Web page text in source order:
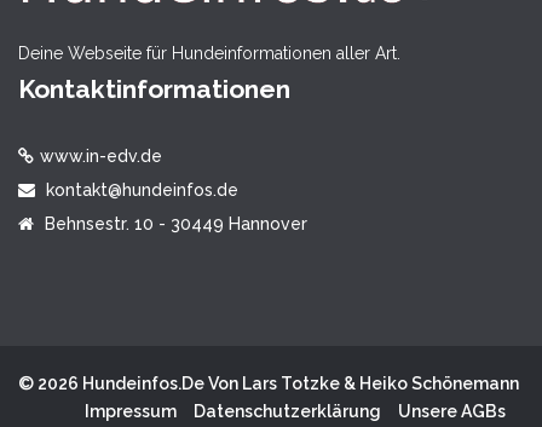
Deine Webseite für Hundeinformationen aller Art.
Kontaktinformationen
www.in-edv.de
kontakt@hundeinfos.de
Behnsestr. 10 - 30449 Hannover
© 2026 Hundeinfos.de Von Lars Totzke & Heiko Schönemann
Impressum
Datenschutzerklärung Unsere AGBs